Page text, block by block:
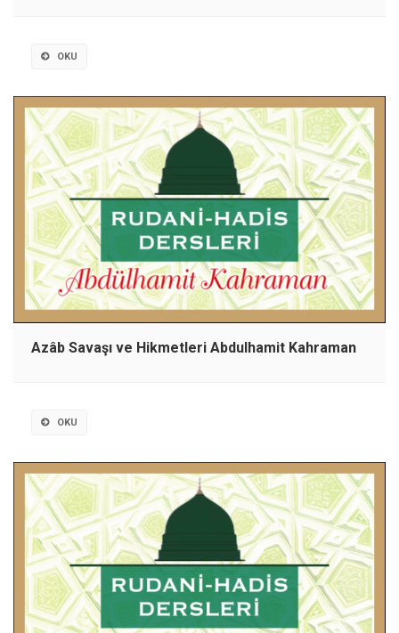
OKU
Azâb Savaşı ve Hikmetleri Abdulhamit Kahraman
OKU